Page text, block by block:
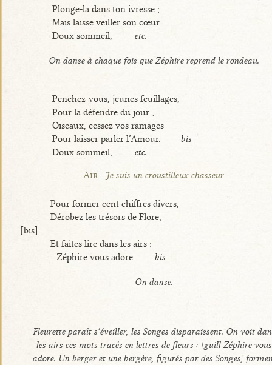
Plonge-la dans ton ivresse ;
Mais laisse veiller son cœur.
Doux sommeil,
etc.
On danse à chaque fois que Zéphire reprend le rondeau.
Penchez-vous, jeunes feuillages,
Pour la défendre du jour ;
Oiseaux, cessez vos ramages
Pour laisser parler l’Amour.
bis
Doux sommeil,
etc.
Air : Je suis un croustilleux chasseur
Pour former cent chiffres divers,
Dérobez les trésors de Flore,
[bis]
Et faites lire dans les airs :
Zéphire vous adore.
bis
On danse.
Fleurette paraît s’éveiller, les Songes disparaissent. On voit
les airs ces mots tracés en lettres de fleurs : \guill Zéphire vous
adore. Un berger et une bergère, figurés par des Songes,